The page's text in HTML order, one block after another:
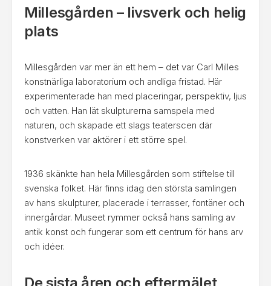
Millesgården – livsverk och helig
plats
Millesgården var mer än ett hem – det var Carl Milles
konstnärliga laboratorium och andliga fristad. Här
experimenterade han med placeringar, perspektiv, ljus
och vatten. Han lät skulpturerna samspela med
naturen, och skapade ett slags teaterscen där
konstverken var aktörer i ett större spel.
1936 skänkte han hela Millesgården som stiftelse till
svenska folket. Här finns idag den största samlingen
av hans skulpturer, placerade i terrasser, fontäner och
innergårdar. Museet rymmer också hans samling av
antik konst och fungerar som ett centrum för hans arv
och idéer.